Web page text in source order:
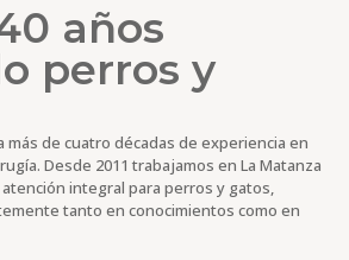
años
perros y
de cuatro décadas de experiencia en
Desde 2011 trabajamos en La Matanza
integral para perros y gatos,
tanto en conocimientos como en